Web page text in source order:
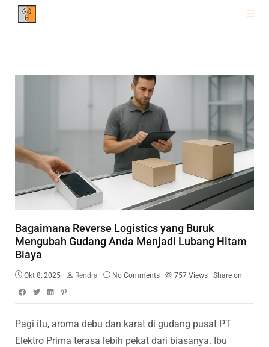
Bagaimana Reverse Logistics yang Buruk
Mengubah Gudang Anda Menjadi Lubang Hitam
Biaya
Okt 8, 2025 Rendra No Comments 757 Views Share on
Pagi itu, aroma debu dan karat di gudang pusat PT
Elektro Prima terasa lebih pekat dari biasanya. Ibu